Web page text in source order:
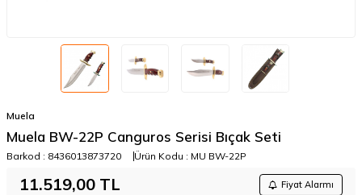
Muela
Muela BW-22P Canguros Serisi Bıçak Seti
Barkod : 8436013873720 Ürün Kodu : MU BW-22P
11.519,00 TL Fiyat Alarmı